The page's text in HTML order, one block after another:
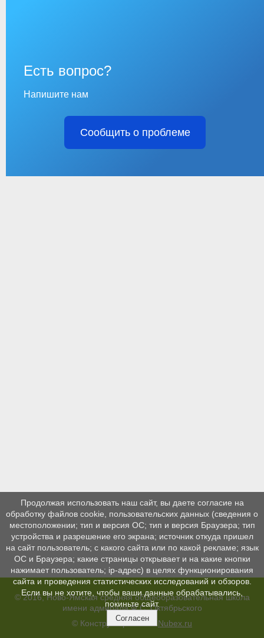
Есть вопрос?
Напишите нам
Сообщить о проблеме
© 2016, Ново-Ямская средняя общеобразовательная школа
имени адмирала Ф.С. Октябрьского
© Конструктор сайтов Nubex.ru
Продолжая использовать наш сайт, вы даете согласие на
обработку файлов cookie, пользовательских данных (сведения о
местоположении; тип и версия ОС; тип и версия Браузера; тип
устройства и разрешение его экрана; источник откуда пришел
на сайт пользователь; с какого сайта или по какой рекламе; язык
ОС и Браузера; какие страницы открывает и на какие кнопки
нажимает пользователь; ip-адрес) в целях функционирования
сайта и проведения статистических исследований и обзоров.
Если вы не хотите, чтобы ваши данные обрабатывались,
покиньте сайт.
Согласен